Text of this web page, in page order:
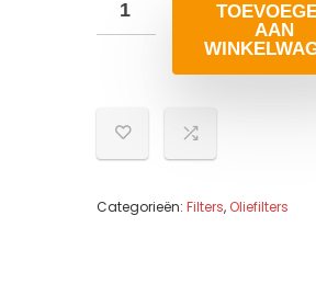
AAN
Categorieën: Filters, Oliefilters